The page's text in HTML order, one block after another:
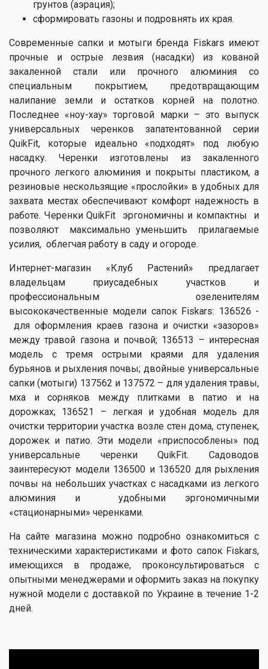
грунтов (аэрация);
сформировать газоны и подровнять их края.
Современные сапки и мотыги бренда Fiskars имеют
прочные и острые лезвия (насадки) из кованой
закаленной стали или прочного алюминия со
специальным покрытием, предотвращающим
налипание земли и остатков корней на полотно.
Последнее «ноу-хау» торговой марки – это выпуск
универсальных черенков запатентованной серии
QuikFit, которые идеально «подходят» под любую
насадку. Черенки изготовлены из закаленного
прочного легкого алюминия и покрыты пластиком, а
резиновые нескользящие «прослойки» в удобных для
захвата местах обеспечивают комфорт надежность в
работе. Черенки QuikFit эргономичны и компактны и
позволяют максимально уменьшить прилагаемые
усилия, облегчая работу в саду и огороде.
Интернет-магазин «Клуб Растений» предлагает
владельцам приусадебных участков и
профессиональным озеленителям
высококачественные модели сапок Fiskars: 136526 -
для оформления краев газона и очистки «зазоров»
между травой газона и почвой; 136513 – интересная
модель с тремя острыми краями для удаления
бурьянов и рыхления почвы; двойные универсальные
сапки (мотыги) 137562 и 137572 – для удаления травы,
мха и сорняков между плитками в патио и на
дорожках; 136521 – легкая и удобная модель для
очистки территории участка возле стен дома, ступенек,
дорожек и патио. Эти модели «приспособлены» под
универсальные черенки QuikFit. Садоводов
заинтересуют модели 136500 и 136520 для рыхления
почвы на небольших участках с насадками из легкого
алюминия и удобными эргономичными
«стационарными» черенками.
На сайте магазина можно подробно ознакомиться с
техническими характеристиками и фото сапок Fiskars,
имеющихся в продаже, проконсультироваться с
опытными менеджерами и оформить заказ на покупку
нужной модели с доставкой по Украине в течение 1-2
дней.